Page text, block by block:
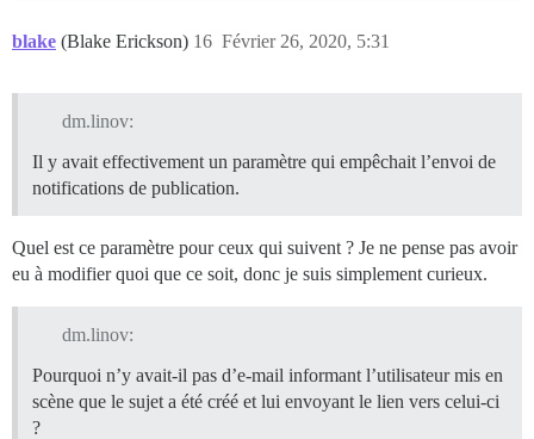
blake (Blake Erickson) Février 26, 2020, 5:31
16
dm.linov:
Il y avait effectivement un paramètre qui empêchait l’envoi de
notifications de publication.
Quel est ce paramètre pour ceux qui suivent ? Je ne pense pas avoir
eu à modifier quoi que ce soit, donc je suis simplement curieux.
dm.linov:
Pourquoi n’y avait-il pas d’e-mail informant l’utilisateur mis en
scène que le sujet a été créé et lui envoyant le lien vers celui-ci
?